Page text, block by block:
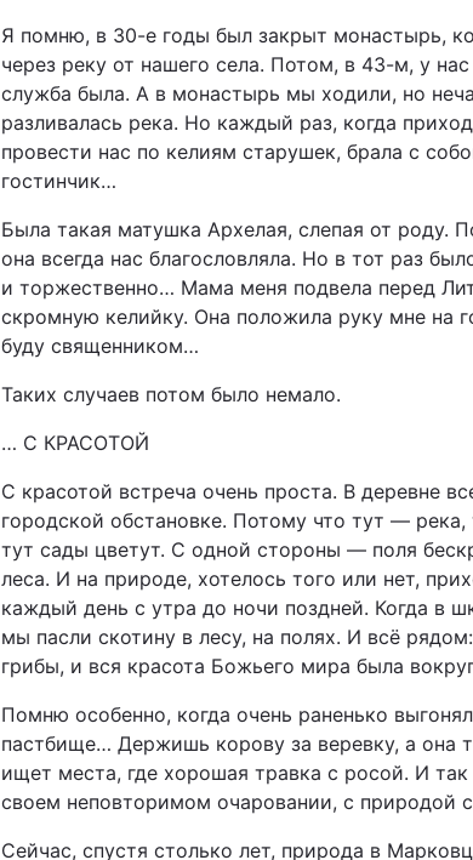
Я помню, в 30-е годы был закрыт монастырь,
через реку от нашего села. Потом, в 43-м, у
служба была. А в монастырь мы ходили, но
разливалась река. Но каждый раз, когда
провести нас по келиям старушек, брала с
гостинчик…
Была такая матушка Архелая, слепая от роду.
она всегда нас благословляла. Но в тот раз
и торжественно… Мама меня подвела перед
скромную келийку. Она положила руку мне на
буду священником…
Таких случаев потом было немало.
… С КРАСОТОЙ
С красотой встреча очень проста. В деревне
городской обстановке. Потому что тут — река,
тут сады цветут. С одной стороны — поля
леса. И на природе, хотелось того или нет,
каждый день с утра до ночи поздней. Когда в
мы пасли скотину в лесу, на полях. И всё
грибы, и вся красота Божьего мира была
Помню особенно, когда очень раненько
пастбище… Держишь корову за веревку, а она
ищет места, где хорошая травка с росой. И
своем неповторимом очаровании, с природой с
Сейчас, спустя столько лет, природа в